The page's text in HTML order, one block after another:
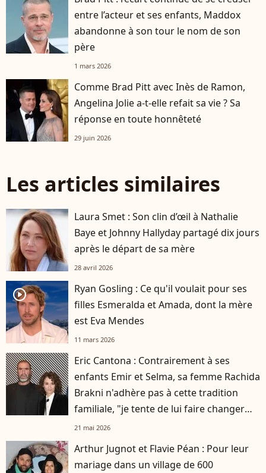
entre l’acteur et ses enfants, Maddox
abandonne à son tour le nom de son
père
1 mars 2026
Comme Brad Pitt avec Inès de Ramon,
Angelina Jolie a-t-elle refait sa vie ? Sa
réponse en toute honnêteté
29 juin 2026
Les articles similaires
Laura Smet : Son clin d’œil à Nathalie
Baye et Johnny Hallyday partagé dix jours
après le départ de sa mère
28 avril 2026
player2
Ryan Gosling : Ce qu'il voulait pour ses
filles Esmeralda et Amada, dont la mère
est Eva Mendes
11 mars 2026
Eric Cantona : Contrairement à ses
enfants Emir et Selma, sa femme Rachida
Brakni n'adhère pas à cette tradition
familiale, "je tente de lui faire changer
d'avis"
21 mai 2026
Arthur Jugnot et Flavie Péan : Pour leur
mariage dans un village de 600